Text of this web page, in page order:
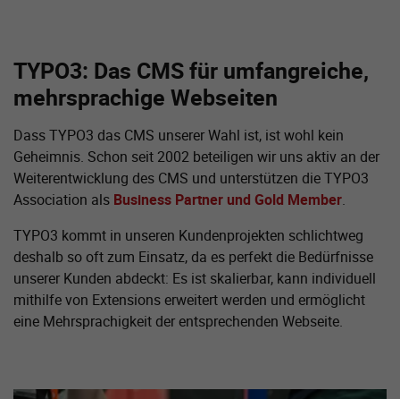
TYPO3: Das CMS für umfangreiche,
mehrsprachige Webseiten
Dass TYPO3 das CMS unserer Wahl ist, ist wohl kein
Geheimnis. Schon seit 2002 beteiligen wir uns aktiv an der
Weiter­entwicklung des CMS und unterstützen die TYPO3
Association als Business Partner und Gold Member.
TYPO3 kommt in unseren Kundenprojekten schlichtweg
deshalb so oft zum Einsatz, da es perfekt die Bedürfnisse
unserer Kunden abdeckt: Es ist skalierbar, kann individuell
mithilfe von Extensions erweitert werden und ermöglicht
eine Mehrsprachigkeit der entsprechenden Webseite.